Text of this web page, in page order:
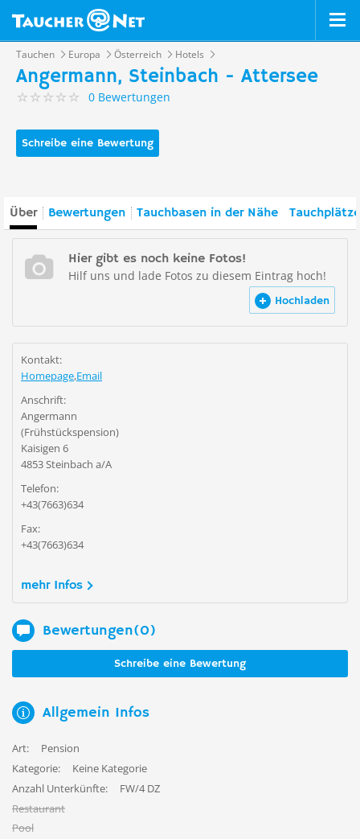
Tauchen Europa Österreich Hotels
Angermann, Steinbach - Attersee
0 Bewertungen
Schreibe eine Bewertung
Über Bewertungen Tauchbasen in der Nähe
Hier gibt es noch keine Fotos!
Hilf uns und lade Fotos zu diesem Eintrag hoch!
Hochladen
Kontakt:
Homepage,Email
Anschrift:
Angermann
(Frühstückspension)
Kaisigen 6
4853 Steinbach a/A
Telefon:
+43(7663)634
Fax:
+43(7663)634
mehr Infos
Bewertungen(0)
Schreibe eine Bewertung
Allgemein Infos
Art:
Pension
Kategorie:
Keine Kategorie
Anzahl Unterkünfte:
FW/4 DZ
Restaurant
Pool